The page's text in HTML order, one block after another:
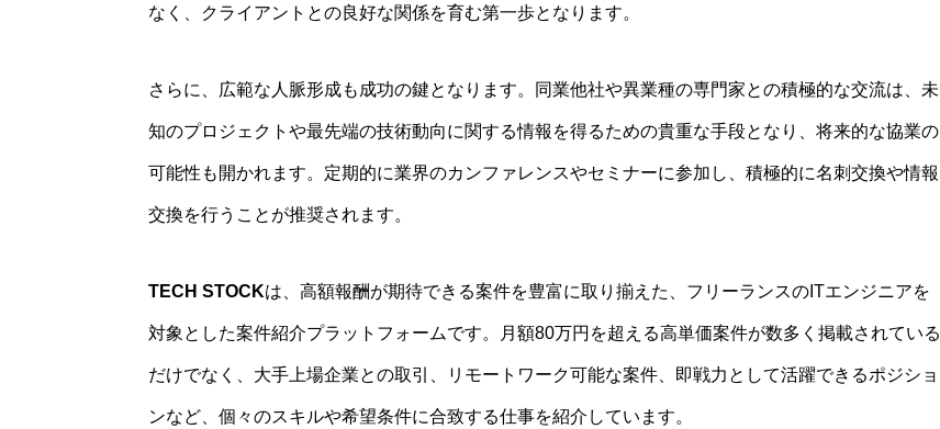
なく、クライアントとの良好な関係を育む第一歩となります。
さらに、広範な人脈形成も成功の鍵となります。同業他社や異業種の専門家との積極的な交流は、未
知のプロジェクトや最先端の技術動向に関する情報を得るための貴重な手段となり、将来的な協業の
可能性も開かれます。定期的に業界のカンファレンスやセミナーに参加し、積極的に名刺交換や情報
交換を行うことが推奨されます。
TECH STOCKは、高額報酬が期待できる案件を豊富に取り揃えた、フリーランスのITエンジニアを
対象とした案件紹介プラットフォームです。月額80万円を超える高単価案件が数多く掲載されている
だけでなく、大手上場企業との取引、リモートワーク可能な案件、即戦力として活躍できるポジショ
ンなど、個々のスキルや希望条件に合致する仕事を紹介しています。